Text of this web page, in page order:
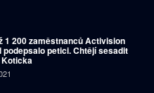
1 200 zaměstnanců Activision
podepsalo petici. Chtějí sesadit